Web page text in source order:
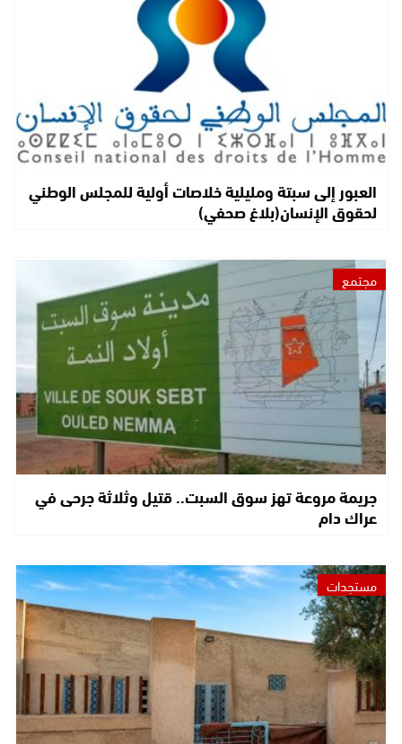
العبور إلى سبتة ومليلية خلاصات أولية للمجلس الوطني
لحقوق الإنسان(بلاغ صحفي)
مجتمع
جريمة مروعة تهز سوق السبت.. قتيل وثلاثة جرحى في
عراك دام
مستجدات